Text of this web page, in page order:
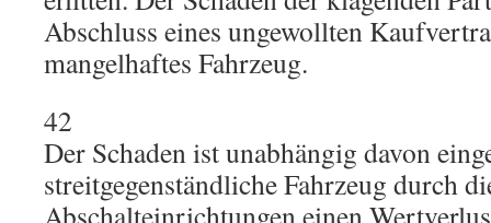
Abschluss eines ungewollten
mangelhaftes Fahrzeug.
42
Der Schaden ist unabhängig davon
streitgegenständliche Fahrzeug durch
Abschalteinrichtungen einen